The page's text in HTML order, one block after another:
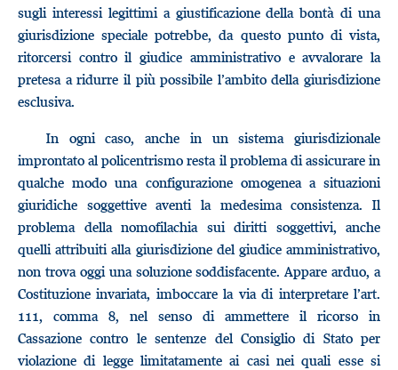
sugli interessi legittimi a giustificazione della bontà di una
giurisdizione speciale potrebbe, da questo punto di vista,
ritorcersi contro il giudice amministrativo e avvalorare la
pretesa a ridurre il più possibile l’ambito della giurisdizione
esclusiva.
In ogni caso, anche in un sistema giurisdizionale
improntato al policentrismo resta il problema di assicurare in
qualche modo una configurazione omogenea a situazioni
giuridiche soggettive aventi la medesima consistenza. Il
problema della nomofilachia sui diritti soggettivi, anche
quelli attribuiti alla giurisdizione del giudice amministrativo,
non trova oggi una soluzione soddisfacente. Appare arduo, a
Costituzione invariata, imboccare la via di interpretare l’art.
111, comma 8, nel senso di ammettere il ricorso in
Cassazione contro le sentenze del Consiglio di Stato per
violazione di legge limitatamente ai casi nei quali esse si